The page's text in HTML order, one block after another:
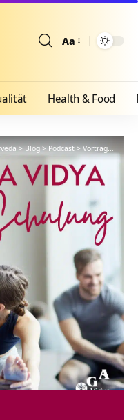
Aa
Health & Food
>Blog>Podcast>Vorträge >